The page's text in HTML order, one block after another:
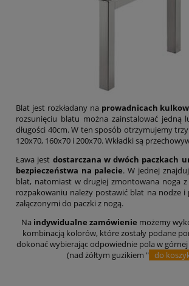
Blat jest rozkładany na prowadnicach
rozsunięciu blatu można zainstalować jedną
długości 40cm. W ten sposób otrzymujemy
120x70, 160x70 i 200x70. Wkładki są
Ława jest dostarczana w dwóch paczkach
bezpieczeństwa na palecie. W jednej
blat, natomiast w drugiej zmontowana noga
rozpakowaniu należy postawić blat na nodze i
załączonymi do paczki z nogą.
Na indywidualne zamówienie możemy
kombinacją kolorów, które zostały podane
dokonać wybierając odpowiednie pola w
(nad żółtym guzikiem " do